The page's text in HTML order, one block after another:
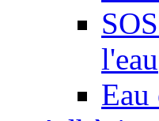
l'eau